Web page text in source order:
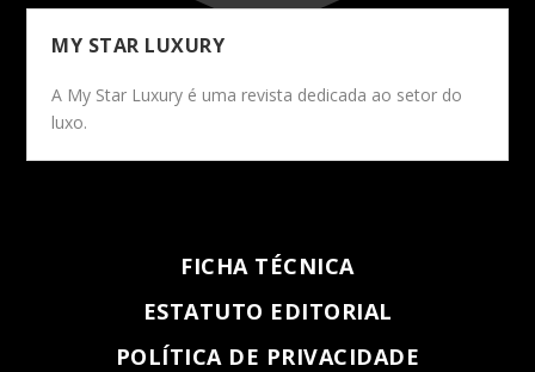
MY STAR LUXURY
A My Star Luxury é uma revista dedicada ao setor do
luxo.
FICHA TÉCNICA
ESTATUTO EDITORIAL
POLÍTICA DE PRIVACIDADE